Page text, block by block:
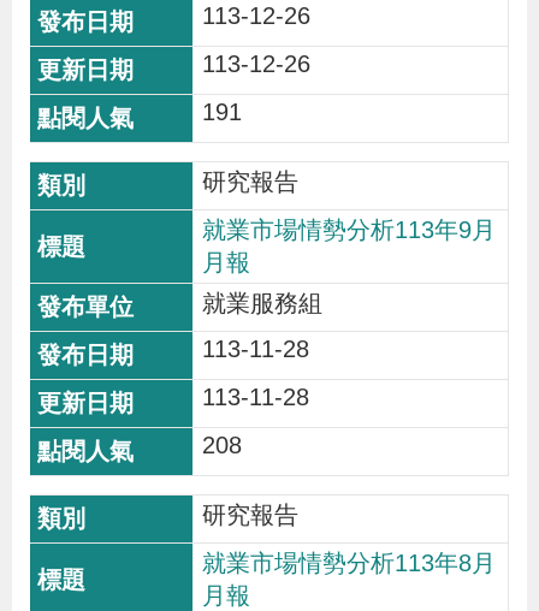
113-12-26
113-12-26
191
研究報告
就業市場情勢分析113年9月
月報
就業服務組
113-11-28
113-11-28
208
研究報告
就業市場情勢分析113年8月
月報